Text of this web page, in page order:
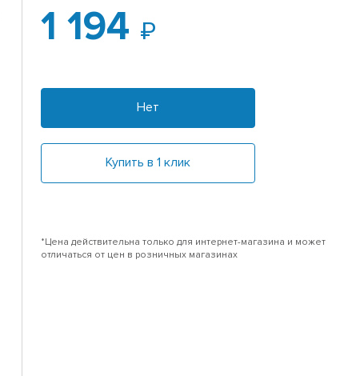
1 194
Нет
Купить в 1 клик
*Цена действительна только для интернет-магазина и может
отличаться от цен в розничных магазинах